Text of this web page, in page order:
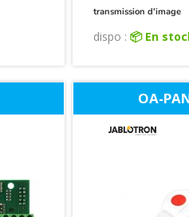
transmission d'image
dispo : 📦 En
OA-